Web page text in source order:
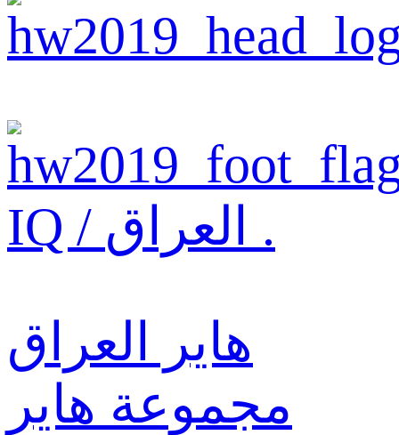
IQ / العراق .
هاير العراق
مجموعة هاير